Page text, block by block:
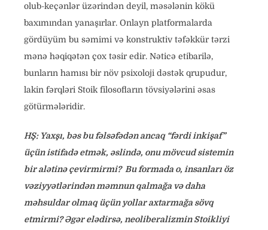
olub-keçənlər üzərindən deyil, məsələnin kökü
baxımından yanaşırlar. Onlayn platformalarda
gördüyüm bu səmimi və konstruktiv təfəkkür tərzi
mənə həqiqətən çox təsir edir. Nəticə etibarilə,
bunların hamısı bir növ psixoloji dəstək qrupudur,
lakin fərqləri Stoik filosofların tövsiyələrini əsas
götürmələridir.
HŞ: Yaxşı, bəs bu fəlsəfədən ancaq “fərdi inkişaf”
üçün istifadə etmək, əslində, onu mövcud sistemin
bir alətinə çevirmirmi? Bu formada o, insanları öz
vəziyyətlərindən məmnun qalmağa və daha
məhsuldar olmaq üçün yollar axtarmağa sövq
etmirmi? Əgər elədirsə, neoliberalizmin Stoikliyi